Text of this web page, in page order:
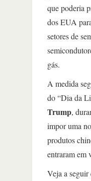
que poderia
dos EUA
setores de
gás.
A medida
do “Dia da
Trump,
impor uma
produtos
entraram em
Veja a seguir